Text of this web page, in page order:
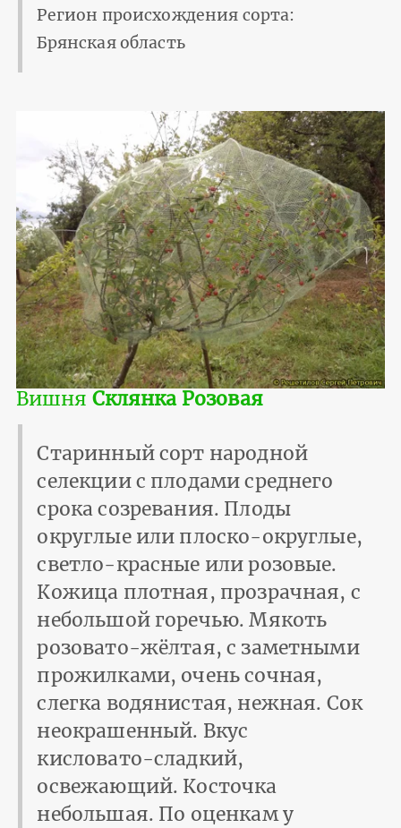
Регион происхождения сорта:
Брянская область
Вишня Склянка Розовая
Старинный сорт народной
селекции с плодами среднего
срока созревания. Плоды
округлые или плоско-округлые,
светло-красные или розовые.
Кожица плотная, прозрачная, с
небольшой горечью. Мякоть
розовато-жёлтая, с заметными
прожилками, очень сочная,
слегка водянистая, нежная. Сок
неокрашенный. Вкус
кисловато-сладкий,
освежающий. Косточка
небольшая. По оценкам у